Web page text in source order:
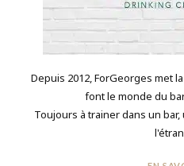
Depuis 2012, ForGeorges met
font le monde du
Toujours à trainer dans un